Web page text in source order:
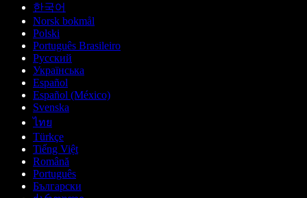
한국어
Norsk bokmål
Polski
Português Brasileiro
Русский
Українська
Español
Español (México)
Svenska
ไทย
Türkçe
Tiếng Việt
Română
Português
Български